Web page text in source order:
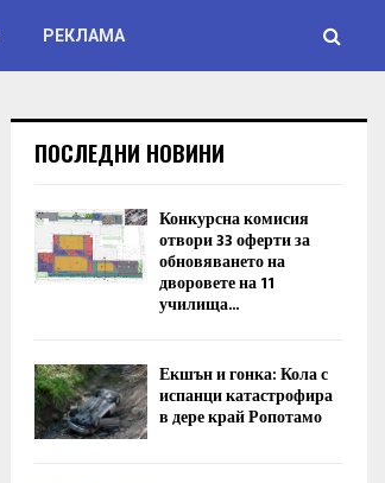
РЕКЛАМА
ПОСЛЕДНИ НОВИНИ
Конкурсна комисия
отвори 33 оферти за
обновяването на
дворовете на 11
училища...
Екшън и гонка: Кола с
испанци катастрофира
в дере край Ропотамо